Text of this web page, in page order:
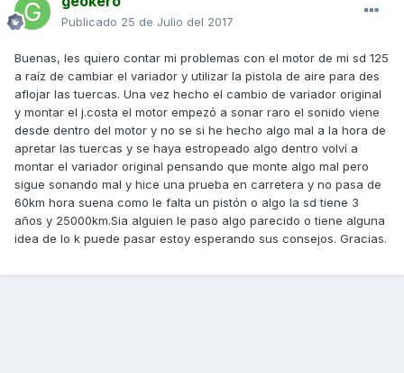
Publicado 25 de Julio del 2017
Buenas, les quiero contar mi problemas con el motor de mi sd 125
a raíz de cambiar el variador y utilizar la pistola de aire para des
aflojar las tuercas. Una vez hecho el cambio de variador original
y montar el j.costa el motor empezó a sonar raro el sonido viene
desde dentro del motor y no se si he hecho algo mal a la hora de
apretar las tuercas y se haya estropeado algo dentro volví a
montar el variador original pensando que monte algo mal pero
sigue sonando mal y hice una prueba en carretera y no pasa de
60km hora suena como le falta un pistón o algo la sd tiene 3
años y 25000km.Sia alguien le paso algo parecido o tiene alguna
idea de lo k puede pasar estoy esperando sus consejos. Gracias.